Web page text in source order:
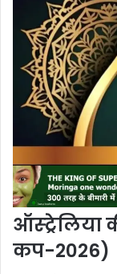
ऑस्ट्रेलिया
कप-2026)